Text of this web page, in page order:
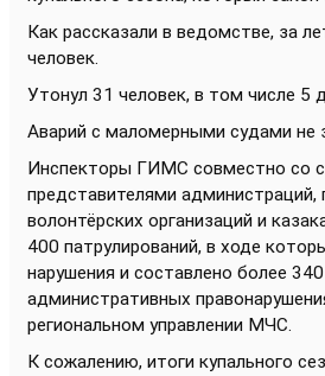
Как рассказали в ведомстве, за
человек.
Утонул 31 человек, в том числе 5
Аварий с маломерными судами не
Инспекторы ГИМС совместно со
представителями администраций,
волонтёрских организаций и
400 патрулирований, в ходе
нарушения и составлено более
административных
региональном управлении МЧС.
К сожалению, итоги купального